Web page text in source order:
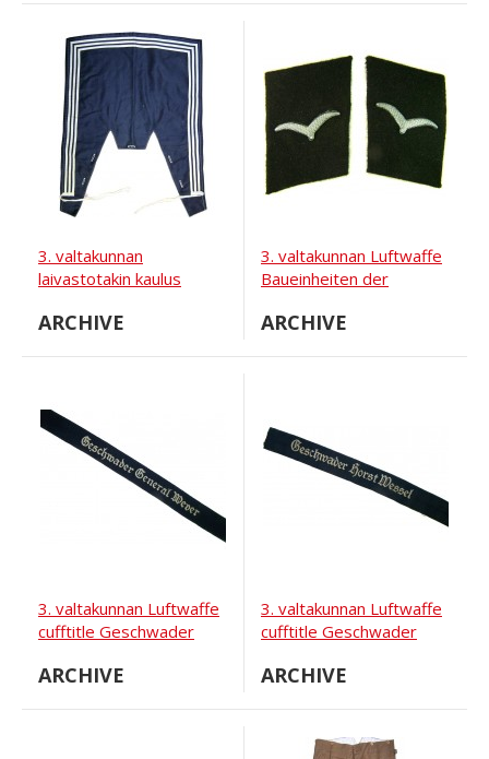
3. valtakunnan
laivastotakin kaulus
ARCHIVE
3. valtakunnan Luftwaffe
Baueinheiten der
musta
ARCHIVE
3. valtakunnan Luftwaffe
cufftitle Geschwader
ARCHIVE
3. valtakunnan Luftwaffe
cufftitle Geschwader
ARCHIVE